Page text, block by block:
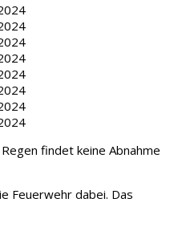
findet keine Abnahme
Feuerwehr dabei. Das